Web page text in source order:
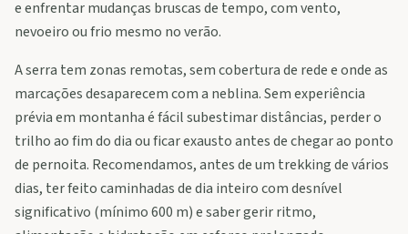
e enfrentar mudanças bruscas de tempo, com vento,
nevoeiro ou frio mesmo no verão.
A serra tem zonas remotas, sem cobertura de rede e onde as
marcações desaparecem com a neblina. Sem experiência
prévia em montanha é fácil subestimar distâncias, perder o
trilho ao fim do dia ou ficar exausto antes de chegar ao ponto
de pernoita. Recomendamos, antes de um trekking de vários
dias, ter feito caminhadas de dia inteiro com desnível
significativo (mínimo 600 m) e saber gerir ritmo,